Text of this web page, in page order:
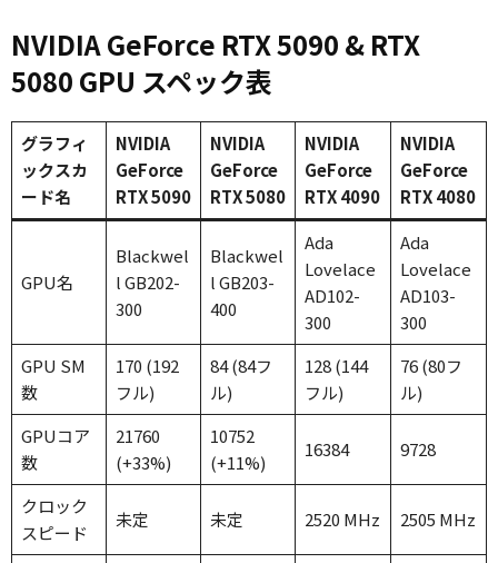
NVIDIA GeForce RTX 5090 & RTX
5080 GPU スペック表
グラフィ
ックスカ
ード名
NVIDIA
GeForce
RTX 5090
NVIDIA
GeForce
RTX 5080
NVIDIA
GeForce
RTX 4090
NVIDIA
GeForce
RTX 4080
GPU名
Blackwel
l GB202-
300
Blackwel
l GB203-
400
Ada
Lovelace
AD102-
300
Ada
Lovelace
AD103-
300
GPU SM
数
170 (192
フル)
84 (84フ
ル)
128 (144
フル)
76 (80フ
ル)
GPUコア
数
21760
(+33%)
10752
(+11%)
16384 9728
クロック
スピード
未定 未定 2520 MHz 2505 MHz